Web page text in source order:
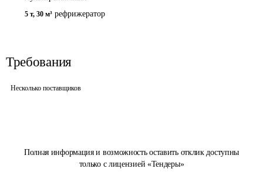
Полная информация и возможность оставить отклик доступны
только с лицензией «Тендеры»
5 т, 30 м³ рефрижератор
Требования
Несколько поставщиков